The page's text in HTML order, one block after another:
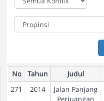
No Tahun Judul
271
2014
Jalan Panjang
Perjuangan